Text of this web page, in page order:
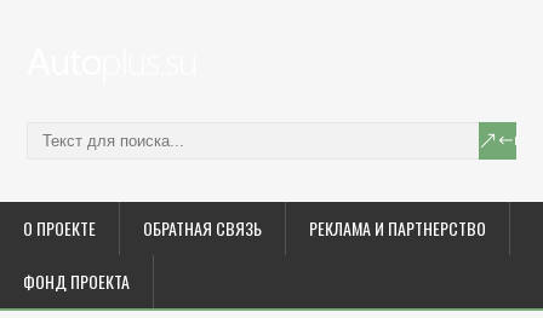
О ПРОЕКТЕ ОБРАТНАЯ СВЯЗЬ РЕКЛАМА И ПАРТНЕРСТВО
ФОНД ПРОЕКТА